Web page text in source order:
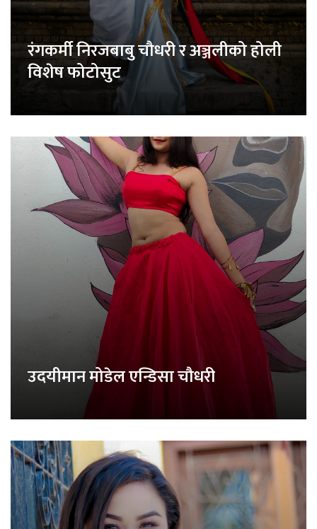
रंगकर्मी निरजबाबु चौधरी र अञ्जलीको होली
विशेष फोटोसुट
उदयीमान मोडेल एन्डिसा चौधरी